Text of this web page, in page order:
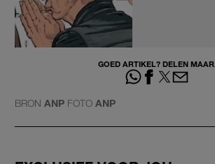
GOED ARTIKEL? DELEN MAAR.
BRON ANP FOTO ANP